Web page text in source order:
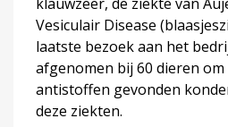
Vesiculair Disease
laatste bezoek aan het
afgenomen bij 60 dieren
antistoffen gevonden
deze ziekten.